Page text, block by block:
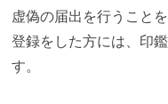
虚偽の届出を行うこと
登録をした方には、印
す。